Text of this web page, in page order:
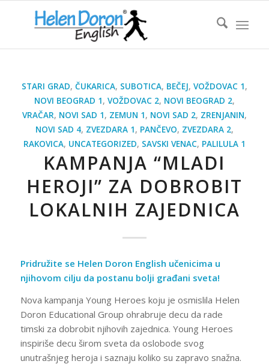
STARI GRAD, ČUKARICA, SUBOTICA, BEČEJ, VOŽDOVAC 1,
NOVI BEOGRAD 1, VOŽDOVAC 2, NOVI BEOGRAD 2,
VRAČAR, NOVI SAD 1, ZEMUN 1, NOVI SAD 2, ZRENJANIN,
NOVI SAD 4, ZVEZDARA 1, PANČEVO, ZVEZDARA 2,
RAKOVICA, UNCATEGORIZED, SAVSKI VENAC, PALILULA 1
KAMPANJA “MLADI
HEROJI” ZA DOBROBIT
LOKALNIH ZAJEDNICA
Pridružite se Helen Doron English učenicima u
njihovom cilju da postanu bolji građani sveta!
Nova kampanja Young Heroes koju je osmislila Helen
Doron Educational Group ohrabruje decu da rade
timski za dobrobit njihovih zajednica. Young Heroes
inspiriše decu širom sveta da oslobode svog
unutrašnjeg heroja i saznaju koliko su zapravo snažna.